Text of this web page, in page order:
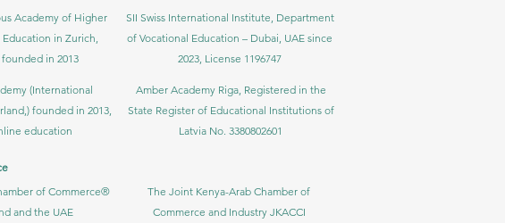
Academy of Higher
in Zurich,
in 2013
SII Swiss International Institute, Department
of Vocational Education – Dubai, UAE since
2023, License 1196747
(International
founded in 2013,
education
Amber Academy Riga, Registered in the
State Register of Educational Institutions of
Latvia No. 3380802601
of Commerce®
and the UAE
The Joint Kenya-Arab Chamber of
Commerce and Industry JKACCI